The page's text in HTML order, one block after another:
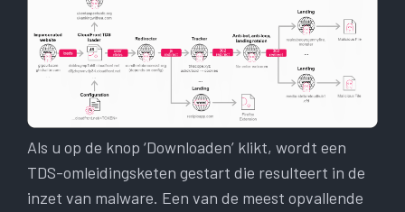
Als u op de knop ‘Downloaden’ klikt, wordt een
TDS-omleidingsketen gestart die resulteert in de
inzet van malware. Een van de meest opvallende